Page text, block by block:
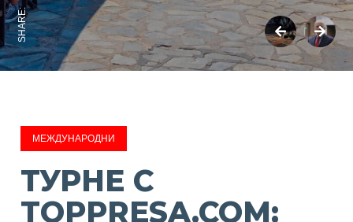
SHARE:
МЕЖДУНАРОДНИ
ТУРНЕ С
TOPPRESA.COM: